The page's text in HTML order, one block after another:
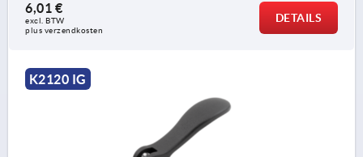
6,01 €
excl. BTW
plus verzendkosten
DETAILS
K2120 IG